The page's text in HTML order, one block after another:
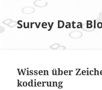
Survey Data
Wissen über
kodierung